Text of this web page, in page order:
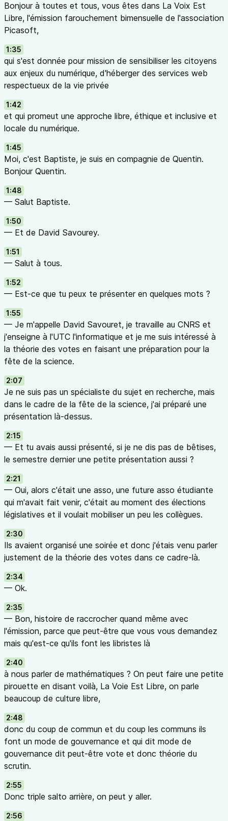
Bonjour à toutes et tous, vous êtes dans La Voix Est
Libre, l'émission farouchement bimensuelle de l'association
Picasoft,
1:35
qui s'est donnée pour mission de sensibiliser les citoyens
aux enjeux du numérique, d'héberger des services web
respectueux de la vie privée
1:42
et qui promeut une approche libre, éthique et inclusive et
locale du numérique.
1:45
Moi, c'est Baptiste, je suis en compagnie de Quentin.
Bonjour Quentin.
1:48
— Salut Baptiste.
1:50
— Et de David Savourey.
1:51
— Salut à tous.
1:52
— Est-ce que tu peux te présenter en quelques mots ?
1:55
— Je m'appelle David Savouret, je travaille au CNRS et
j'enseigne à l'UTC l'informatique et je me suis intéressé à
la théorie des votes en faisant une préparation pour la
fête de la science.
2:07
Je ne suis pas un spécialiste du sujet en recherche, mais
dans le cadre de la fête de la science, j'ai préparé une
présentation là-dessus.
2:15
— Et tu avais aussi présenté, si je ne dis pas de bêtises,
le semestre dernier une petite présentation aussi ?
2:21
— Oui, alors c'était une asso, une future asso étudiante
qui m'avait fait venir, c'était au moment des élections
législatives et il voulait mobiliser un peu les collègues.
2:30
Ils avaient organisé une soirée et donc j'étais venu parler
justement de la théorie des votes dans ce cadre-là.
2:34
— Ok.
2:35
— Bon, histoire de raccrocher quand même avec
l'émission, parce que peut-être que vous vous demandez
mais qu'est-ce qu'ils font les libristes là
2:40
à nous parler de mathématiques ? On peut faire une petite
pirouette en disant voilà, La Voie Est Libre, on parle
beaucoup de culture libre,
2:48
donc du coup de commun et du coup les communs ils
font un mode de gouvernance et qui dit mode de
gouvernance dit peut-être vote et donc théorie du
scrutin.
2:55
Donc triple salto arrière, on peut y aller.
2:56